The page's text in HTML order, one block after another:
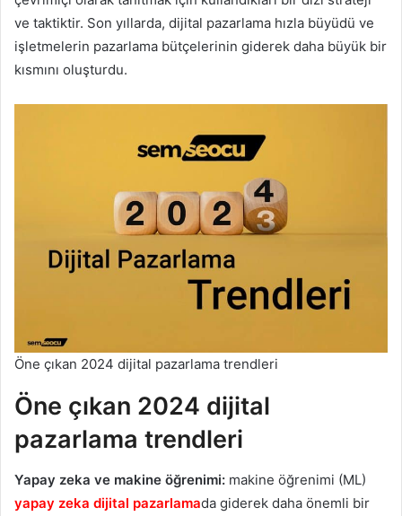
ve taktiktir. Son yıllarda, dijital pazarlama hızla büyüdü ve
işletmelerin pazarlama bütçelerinin giderek daha büyük bir
kısmını oluşturdu.
Öne çıkan 2024 dijital pazarlama trendleri
Öne çıkan 2024 dijital
pazarlama trendleri
Yapay zeka ve makine öğrenimi: makine öğrenimi (ML)
yapay zeka dijital pazarlamada giderek daha önemli bir